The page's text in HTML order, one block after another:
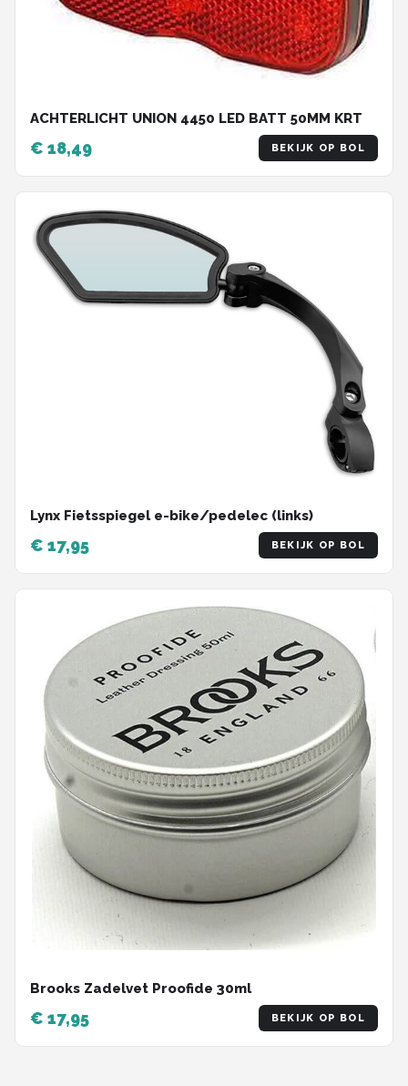
ACHTERLICHT UNION 4450 LED BATT 50MM KRT
€ 18,49 BEKIJK OP BOL
Lynx Fietsspiegel e-bike/pedelec (links)
€ 17,95 BEKIJK OP BOL
Brooks Zadelvet Proofide 30ml
€ 17,95 BEKIJK OP BOL